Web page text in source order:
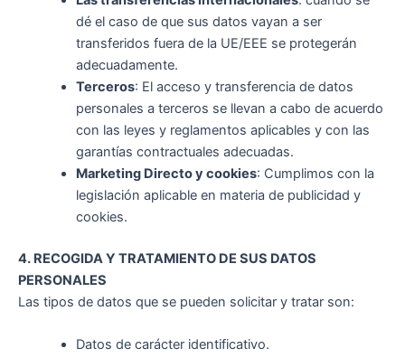
dé el caso de que sus datos vayan a ser
transferidos fuera de la UE/EEE se protegerán
adecuadamente.
Terceros: El acceso y transferencia de datos
personales a terceros se llevan a cabo de acuerdo
con las leyes y reglamentos aplicables y con las
garantías contractuales adecuadas.
Marketing Directo y cookies: Cumplimos con la
legislación aplicable en materia de publicidad y
cookies.
4. RECOGIDA Y TRATAMIENTO DE SUS DATOS
PERSONALES
Las tipos de datos que se pueden solicitar y tratar son:
Datos de carácter identificativo.